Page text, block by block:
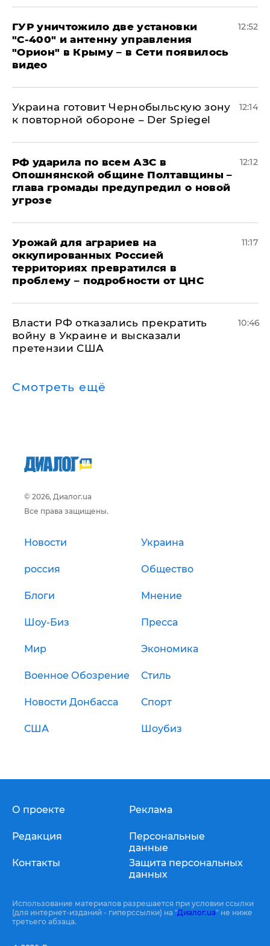
ГУР уничтожило две установки
"С‑400" и антенну управления
"Орион" в Крыму – в Сети появилось
видео
12:52
Украина готовит Чернобыльскую зону
к повторной обороне – Der Spiegel
12:14
РФ ударила по всем АЗС в
Опошнянской общине Полтавщины –
глава громады предупредил о новой
угрозе
12:12
Урожай для аграриев на
оккупированных Россией
территориях превратился в
проблему – подробности от ЦНС
11:17
Власти РФ отказались прекратить
войну в Украине и высказали
претензии США
10:46
Смотреть ещё
© 2026, Диалог.ua
Все права защищены.
Новости Украина
россия Общество
Блоги Мнение
Шоу-Биз Пресса
Мир Экономика
Военное Обозрение Стиль
Новости Донбасса Спорт
США Шоубиз
О проекте
Редакция
Контакты
Реклама
Персональные
данные
Защита персональных
данных
Использование материалов разрешается при условии ссылки
(для интернет-изданий - гиперссылки) на "Диалог.ua" не ниже
третьего абзаца.